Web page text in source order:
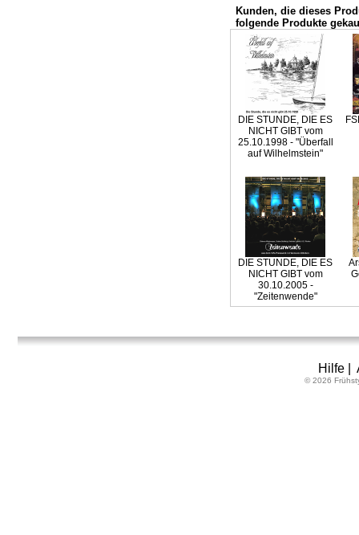
Kunden, die dieses
folgende Produkte
DIE STUNDE, DIE ES
NICHT GIBT vom
25.10.1998 - "Überfall
auf Wilhelmstein"
DIE STUNDE, DIE ES
NICHT GIBT vom
30.10.2005 -
"Zeitenwende"
Hilfe|
© 2026